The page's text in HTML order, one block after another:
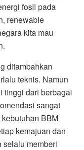
fosil pada
renewable
kita mau
ditambahkan
teknis. Namun
tinggi dari berbagai
sangat
BBM
kemajuan dan
selalu memberi